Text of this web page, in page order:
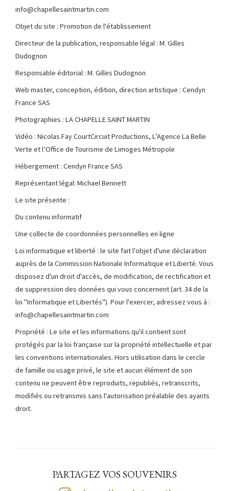
info@chapellesaintmartin.com
Objet du site : Promotion de l'établissement
Directeur de la publication, responsable légal : M. Gilles
Dudognon
Responsable éditorial : M. Gilles Dudognon
Web master, conception, édition, direction artistique : Cendyn
France SAS
Photographies : LA CHAPELLE SAINT MARTIN
Vidéo : Nicolas Fay CourtCircuit Productions, L’Agence La Belle
Verte et l’Office de Tourisme de Limoges Métropole
Hébergement : Cendyn France SAS
Représentant légal: Michael Bennett
Le site présente :
Du contenu informatif
Une collecte de coordonnées personnelles en ligne
Loi informatique et liberté : le site fait l'objet d'une déclaration
auprès de la Commission Nationale Informatique et Liberté. Vous
disposez d'un droit d'accès, de modification, de rectification et
de suppression des données qui vous concernent (art. 34 de la
loi "Informatique et Libertés"). Pour l'exercer, adressez vous à :
info@chapellesaintmartin.com
Propriété : Le site et les informations qu'il contient sont
protégés par la loi française sur la propriété intellectuelle et par
les conventions internationales. Hors utilisation dans le cercle
de famille ou usage privé, le site et aucun élément de son
contenu ne peuvent être reproduits, republiés, retranscrits,
modifiés ou retransmis sans l'autorisation préalable des ayants
droit.
PARTAGEZ VOS SOUVENIRS